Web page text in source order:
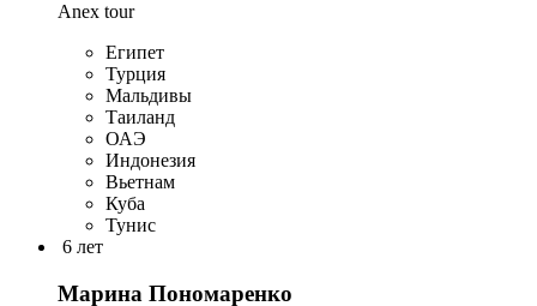
Anex tour
Египет
Турция
Мальдивы
Таиланд
ОАЭ
Индонезия
Вьетнам
Куба
Тунис
6 лет
Марина Пономаренко